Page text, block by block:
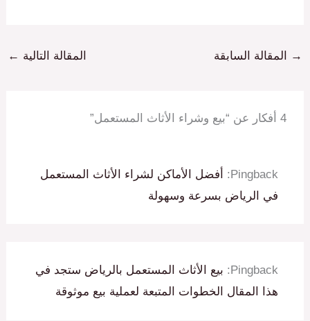
→ المقالة السابقة المقالة التالية ←
4 أفكار عن “بيع وشراء الأثاث المستعمل”
Pingback:
أفضل الأماكن لشراء الأثاث المستعمل
في الرياض بسرعة وسهولة
Pingback:
بيع الأثاث المستعمل بالرياض ستجد في
هذا المقال الخطوات المتبعة لعملية بيع موثوقة